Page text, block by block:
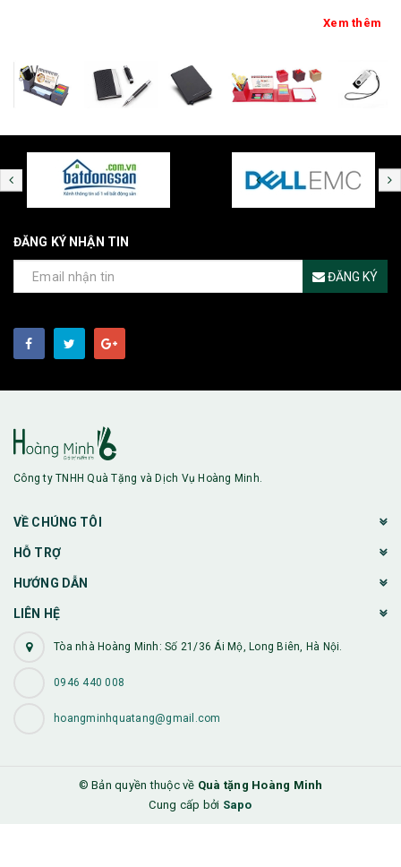
Xem thêm
ĐĂNG KÝ NHẬN TIN
ĐĂNG KÝ
Công ty TNHH Quà Tặng và Dịch Vụ Hoàng Minh.
VỀ CHÚNG TÔI
HỖ TRỢ
HƯỚNG DẪN
LIÊN HỆ
Tòa nhà Hoàng Minh: Số 21/36 Ái Mộ, Long Biên, Hà Nội.
0946 440 008
hoangminhquatang@gmail.com
© Bản quyền thuộc về Quà tặng Hoàng Minh
Cung cấp bởi Sapo